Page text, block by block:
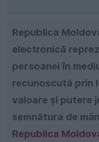
Republica
electronică
persoanei în
recunoscută prin
valoare și putere
semnătura de
Republica